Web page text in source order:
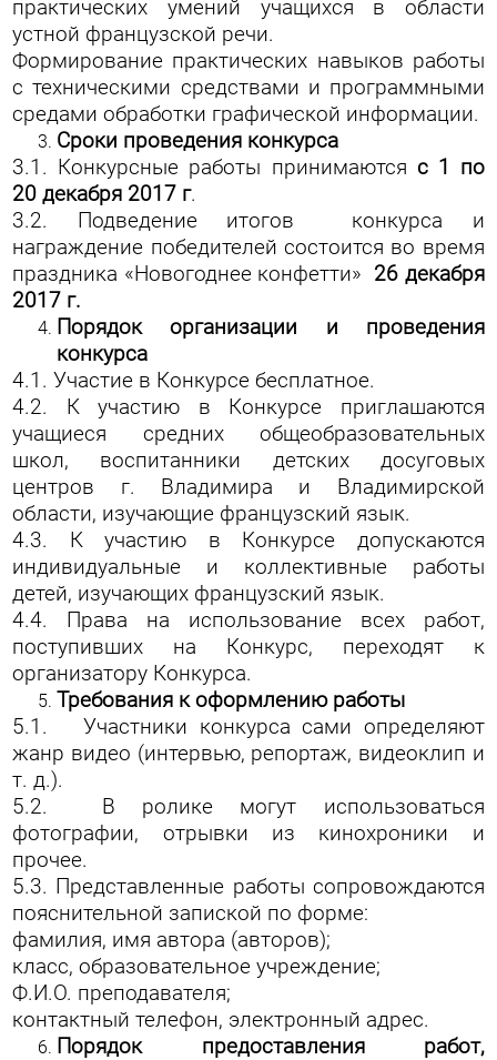
практических умений учащихся в области
устной французской речи.
Формирование практических навыков работы
с техническими средствами и программными
средами обработки графической информации.
Сроки проведения конкурса
3.1. Конкурсные работы принимаются с 1 по
20 декабря 2017 г.
3.2. Подведение итогов конкурса и
награждение победителей состоится во время
праздника «Новогоднее конфетти» 26 декабря
2017 г.
Порядок организации и проведения
конкурса
4.1. Участие в Конкурсе бесплатное.
4.2. К участию в Конкурсе приглашаются
учащиеся средних общеобразовательных
школ, воспитанники детских досуговых
центров г. Владимира и Владимирской
области, изучающие французский язык.
4.3. К участию в Конкурсе допускаются
индивидуальные и коллективные работы
детей, изучающих французский язык.
4.4. Права на использование всех работ,
поступивших на Конкурс, переходят к
организатору Конкурса.
Требования к оформлению работы
5.1. Участники конкурса сами определяют
жанр видео (интервью, репортаж, видеоклип и
т. д.).
5.2. В ролике могут использоваться
фотографии, отрывки из кинохроники и
прочее.
5.3. Представленные работы сопровождаются
пояснительной запиской по форме:
фамилия, имя автора (авторов);
класс, образовательное учреждение;
Ф.И.О. преподавателя;
контактный телефон, электронный адрес.
Порядок предоставления работ,